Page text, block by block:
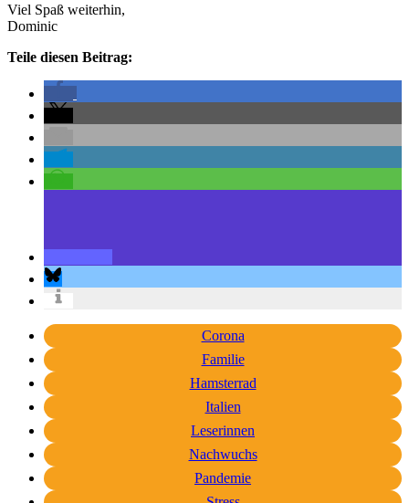
Viel Spaß weiterhin,
Dominic
Teile diesen Beitrag:
Corona
Familie
Hamsterrad
Italien
Leserinnen
Nachwuchs
Pandemie